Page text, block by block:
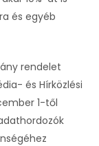
és egyéb
rendelet
és Hírközlési
1-től